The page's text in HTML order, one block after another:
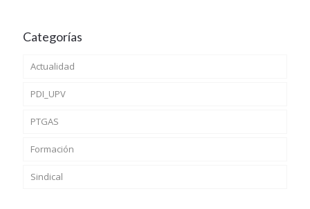
Categorías
Actualidad
PDI_UPV
PTGAS
Formación
Sindical